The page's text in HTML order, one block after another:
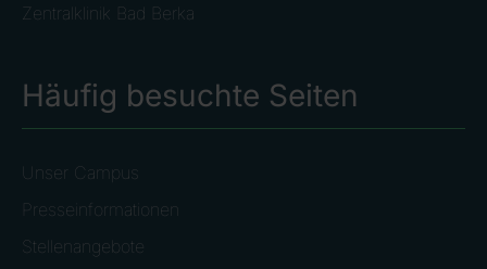
Zentralklinik Bad Berka
Häufig besuchte Seiten
Unser Campus
Presseinformationen
Stellenangebote